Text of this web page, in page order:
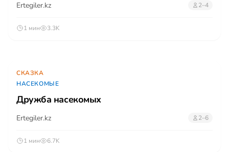
Ertegiler.kz 2–4
1 мин 3.3K
СКАЗКА
НАСЕКОМЫЕ
Дружба насекомых
Ertegiler.kz 2–6
1 мин 6.7K